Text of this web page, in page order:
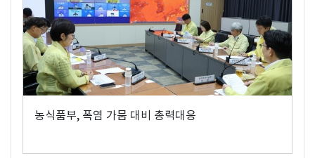
농식품부, 폭염 가뭄 대비 총력대응